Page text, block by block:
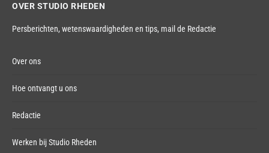
OVER STUDIO RHEDEN
Persberichten, wetenswaardigheden en tips, mail de Redactie
Over ons
Hoe ontvangt u ons
Redactie
Werken bij Studio Rheden